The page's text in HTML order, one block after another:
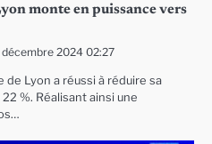
monte en puissance vers
2024 02:27
de Lyon a réussi à réduire sa
%. Réalisant ainsi une